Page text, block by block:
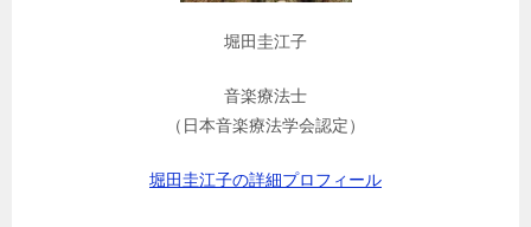
堀田圭江子
音楽療法士
（日本音楽療法学会認定）
堀田圭江子の詳細プロフィール